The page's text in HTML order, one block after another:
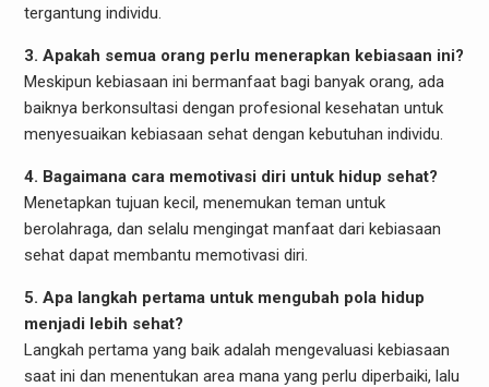
tergantung individu.
3. Apakah semua orang perlu menerapkan kebiasaan ini?
Meskipun kebiasaan ini bermanfaat bagi banyak orang, ada
baiknya berkonsultasi dengan profesional kesehatan untuk
menyesuaikan kebiasaan sehat dengan kebutuhan individu.
4. Bagaimana cara memotivasi diri untuk hidup sehat?
Menetapkan tujuan kecil, menemukan teman untuk
berolahraga, dan selalu mengingat manfaat dari kebiasaan
sehat dapat membantu memotivasi diri.
5. Apa langkah pertama untuk mengubah pola hidup
menjadi lebih sehat?
Langkah pertama yang baik adalah mengevaluasi kebiasaan
saat ini dan menentukan area mana yang perlu diperbaiki, lalu